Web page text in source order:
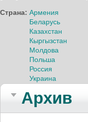
Страна: Армения
Беларусь
Казахстан
Кыргызстан
Молдова
Польша
Россия
Украина
Архив